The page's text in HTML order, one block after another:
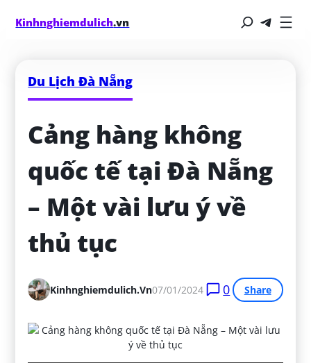
Kinhnghiemdulich.vn
Du Lịch Đà Nẵng
Cảng hàng không
quốc tế tại Đà Nẵng
– Một vài lưu ý về
thủ tục
Kinhnghiemdulich.vn07/01/2024 0 Share